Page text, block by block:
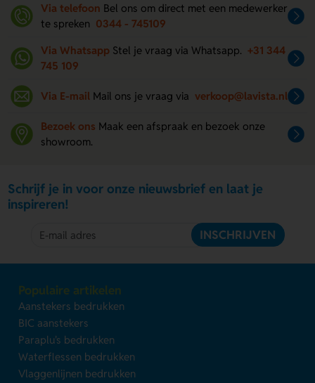
Via telefoon Bel ons om direct met een medewerker
te spreken 0344 - 745109
Via Whatsapp Stel je vraag via Whatsapp. +31 344
745 109
Via E-mail Mail ons je vraag via verkoop@lavista.nl
Bezoek ons Maak een afspraak en bezoek onze
showroom.
Schrijf je in voor onze nieuwsbrief en laat je
inspireren!
INSCHRIJVEN
Populaire artikelen
Aanstekers bedrukken
BIC aanstekers
Paraplu's bedrukken
Waterflessen bedrukken
Vlaggenlijnen bedrukken